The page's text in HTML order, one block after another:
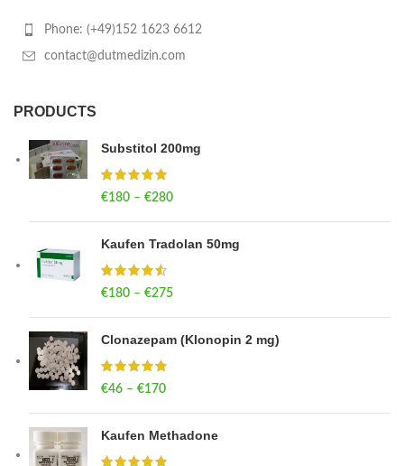
Phone: (+49)152 1623 6612
contact@dutmedizin.com
PRODUCTS
Substitol 200mg
€180 – €280
Kaufen Tradolan 50mg
€180 – €275
Clonazepam (Klonopin 2 mg)
€46 – €170
Kaufen Methadone